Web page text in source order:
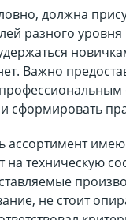
должна
разного
Важно
и сформировать
ассортимент
техническую
не стоит